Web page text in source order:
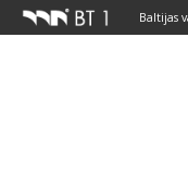
Baltijas